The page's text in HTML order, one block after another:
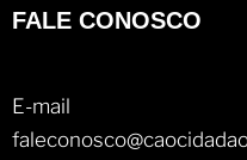
FALE CONOSCO
E-mail